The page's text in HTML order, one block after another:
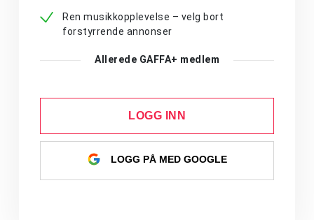
Ren musikkopplevelse – velg bort
forstyrrende annonser
Allerede GAFFA+ medlem
LOGG INN
LOGG PÅ MED GOOGLE